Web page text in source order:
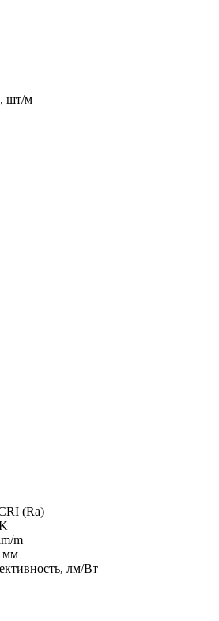
шт/м
(Ra)
m
мм
лм/Вт